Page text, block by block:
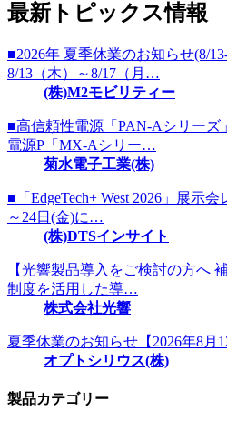
最新トピックス情報
■2026年 夏季休業のお知らせ(8/
8/13（木）～8/17（月…
(株)M2モビリティー
■高信頼性電源「PAN-Aシリー
電源P「MX-Aシリー…
菊水電子工業(株)
■「EdgeTech+ West 2026」展示
～24日(金)に…
(株)DTSインサイト
【光響製品導入をご検討の方へ
制度を活用した導…
株式会社光響
夏季休業のお知らせ【2026年8月
オプトシリウス(株)
製品カテゴリー